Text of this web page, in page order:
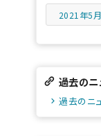
2021年5月
過去のニ
過去のニ